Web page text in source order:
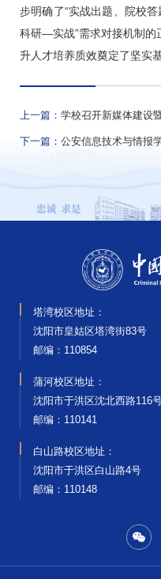
步明确了“实战出题、院校
科研—实战”需求对接机制的
升人才培养质效奠定了坚实基
上一篇： 学校召开新媒体建设
下一篇： 公安信息技术与情报
塔湾校区地址：
沈阳市皇姑区塔湾街83号
邮编‌：110854
蒲河校区地址：
沈阳市于洪区沈北西路116
邮编‌：110141
白山路校区地址：
沈阳市于洪区白山路4号
邮编‌：110148